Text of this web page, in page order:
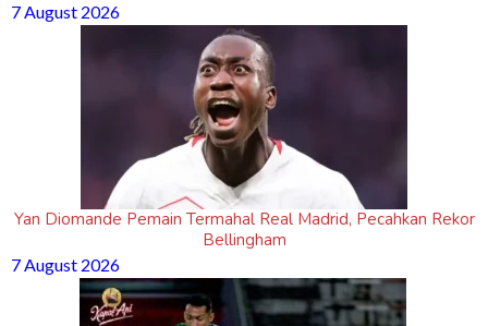
7 August 2026
Yan Diomande Pemain Termahal Real Madrid, Pecahkan Rekor
Bellingham
7 August 2026